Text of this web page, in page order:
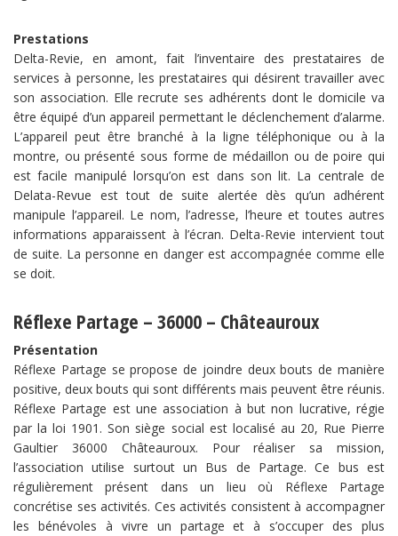
Prestations
Delta-Revie, en amont, fait l’inventaire des prestataires de
services à personne, les prestataires qui désirent travailler avec
son association. Elle recrute ses adhérents dont le domicile va
être équipé d’un appareil permettant le déclenchement d’alarme.
L’appareil peut être branché à la ligne téléphonique ou à la
montre, ou présenté sous forme de médaillon ou de poire qui
est facile manipulé lorsqu’on est dans son lit. La centrale de
Delata-Revue est tout de suite alertée dès qu’un adhérent
manipule l’appareil. Le nom, l’adresse, l’heure et toutes autres
informations apparaissent à l’écran. Delta-Revie intervient tout
de suite. La personne en danger est accompagnée comme elle
se doit.
Réflexe Partage – 36000 – Châteauroux
Présentation
Réflexe Partage se propose de joindre deux bouts de manière
positive, deux bouts qui sont différents mais peuvent être réunis.
Réflexe Partage est une association à but non lucrative, régie
par la loi 1901. Son siège social est localisé au 20, Rue Pierre
Gaultier 36000 Châteauroux. Pour réaliser sa mission,
l’association utilise surtout un Bus de Partage. Ce bus est
régulièrement présent dans un lieu où Réflexe Partage
concrétise ses activités. Ces activités consistent à accompagner
les bénévoles à vivre un partage et à s’occuper des plus